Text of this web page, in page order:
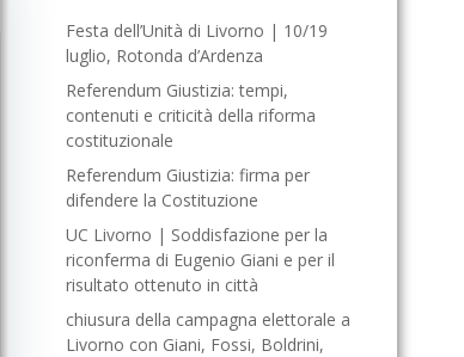
Festa dell’Unità di Livorno | 10/19
luglio, Rotonda d’Ardenza
Referendum Giustizia: tempi,
contenuti e criticità della riforma
costituzionale
Referendum Giustizia: firma per
difendere la Costituzione
UC Livorno | Soddisfazione per la
riconferma di Eugenio Giani e per il
risultato ottenuto in città
chiusura della campagna elettorale a
Livorno con Giani, Fossi, Boldrini,